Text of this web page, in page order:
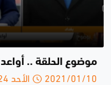
موضوع الحلقة ..
2021/01/10 الأحد 11:24 ص